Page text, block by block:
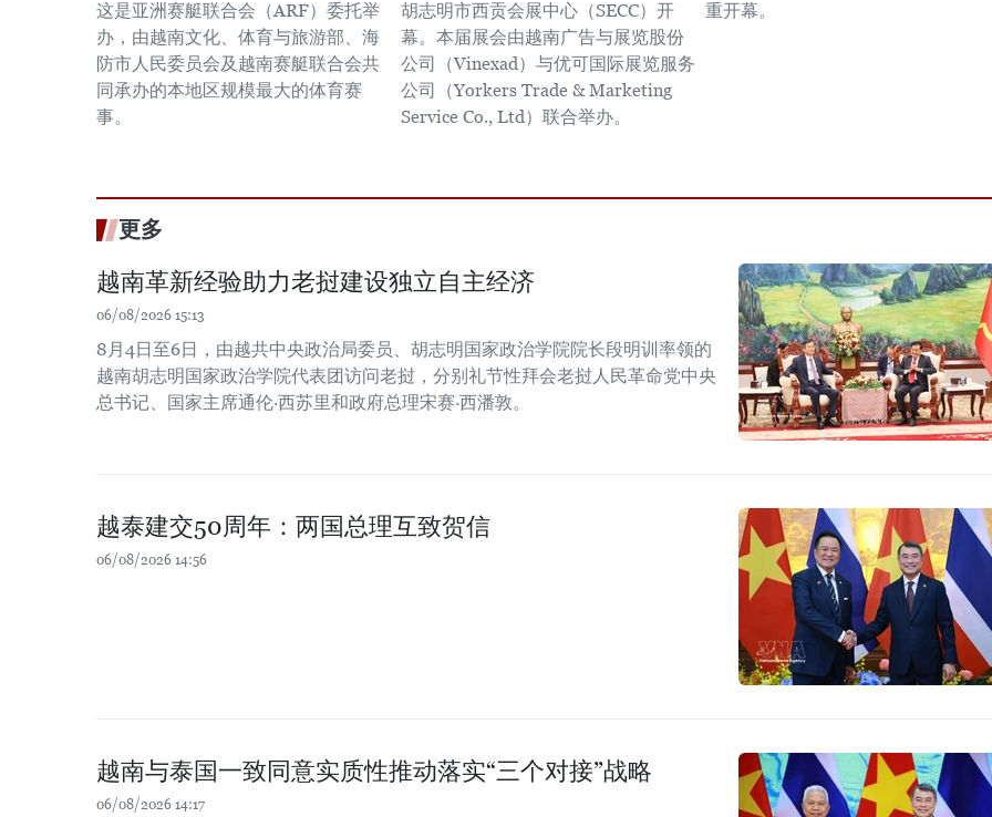
这是亚洲赛艇联合会（ARF）委托举
办，由越南文化、体育与旅游部、海
防市人民委员会及越南赛艇联合会共
同承办的本地区规模最大的体育赛
事。
胡志明市西贡会展中心（SECC）开
幕。本届展会由越南广告与展览股份
公司（Vinexad）与优可国际展览服务
公司（Yorkers Trade & Marketing
Service Co., Ltd）联合举办。
重开幕。
更多
越南革新经验助力老挝建设独立自主经济
06/08/2026 15:13
8月4日至6日，由越共中央政治局委员、胡志明国家政治学院院长段明训率领的
越南胡志明国家政治学院代表团访问老挝，分别礼节性拜会老挝人民革命党中央
总书记、国家主席通伦·西苏里和政府总理宋赛·西潘敦。
越泰建交50周年：两国总理互致贺信
06/08/2026 14:56
越南与泰国一致同意实质性推动落实“三个对接”战略
06/08/2026 14:17